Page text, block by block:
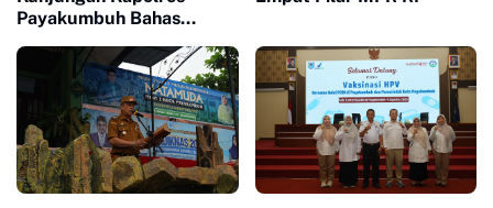
Payakumbuh Bahas
Hankamtibmas